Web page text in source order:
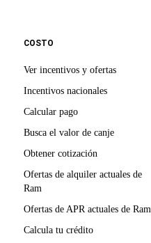
COSTO
Ver incentivos y ofertas
Incentivos nacionales
Calcular pago
Busca el valor de canje
Obtener cotización
Ofertas de alquiler actuales de
Ram
Ofertas de APR actuales de Ram
Calcula tu crédito